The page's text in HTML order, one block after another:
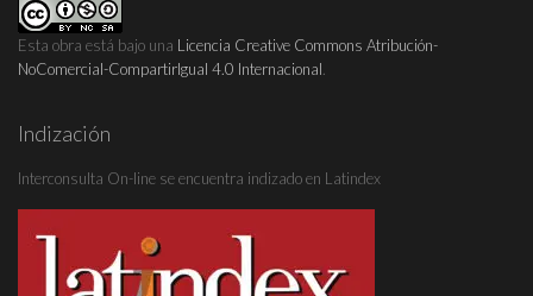
Esta obra está bajo una Licencia Creative Commons Atribución-
NoComercial-CompartirIgual 4.0 Internacional.
Indización
Interconsulta On-line se encuentra indizado en Latindex